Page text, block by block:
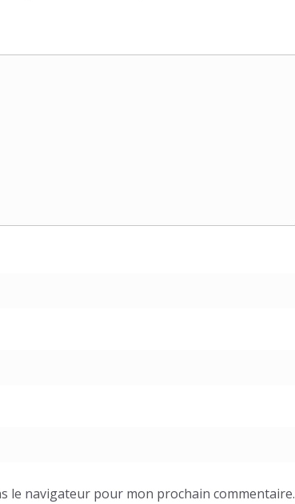
le navigateur pour mon prochain commentaire.